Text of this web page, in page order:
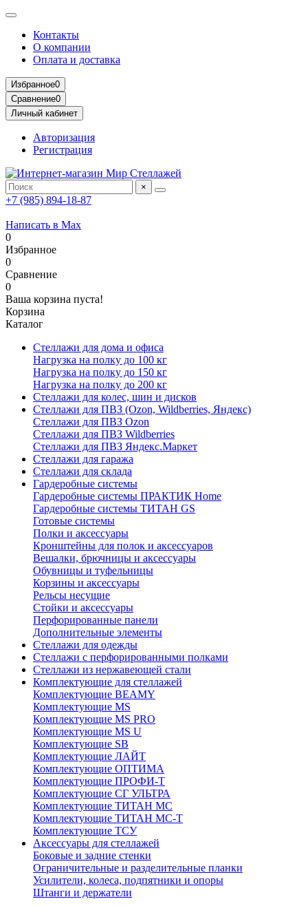
Контакты
О компании
Оплата и доставка
Избранное0
Сравнение0
Личный кабинет
Авторизация
Регистрация
×
+7 (985) 894-18-87
Написать в Max
0
Избранное
0
Сравнение
0
Ваша корзина пуста!
Корзина
Каталог
Стеллажи для дома и офиса
Нагрузка на полку до 100 кг
Нагрузка на полку до 150 кг
Нагрузка на полку до 200 кг
Стеллажи для колес, шин и дисков
Стеллажи для ПВЗ (Ozon, Wildberries, Яндекс)
Стеллажи для ПВЗ Ozon
Стеллажи для ПВЗ Wildberries
Стеллажи для ПВЗ Яндекс.Маркет
Стеллажи для гаража
Стеллажи для склада
Гардеробные системы
Гардеробные системы ПРАКТИК Home
Гардеробные системы ТИТАН GS
Готовые системы
Полки и аксессуары
Кронштейны для полок и аксессуаров
Вешалки, брючницы и аксессуары
Обувницы и туфельницы
Корзины и аксессуары
Рельсы несущие
Стойки и аксессуары
Перфорированные панели
Дополнительные элементы
Стеллажи для одежды
Стеллажи с перфорированными полками
Стеллажи из нержавеющей стали
Комплектующие для стеллажей
Комплектующие BEAMY
Комплектующие MS
Комплектующие MS PRO
Комплектующие MS U
Комплектующие SB
Комплектующие ЛАЙТ
Комплектующие ОПТИМА
Комплектующие ПРОФИ-Т
Комплектующие СГ УЛЬТРА
Комплектующие ТИТАН МС
Комплектующие ТИТАН МС-Т
Комплектующие ТСУ
Аксессуары для стеллажей
Боковые и задние стенки
Ограничительные и разделительные планки
Усилители, колеса, подпятники и опоры
Штанги и держатели